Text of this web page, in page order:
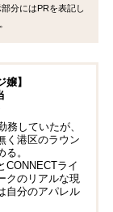
分にはPRを表記し
】
務していたが、
く港区のラウン
。
CONNECTライ
クのリアルな現
自分のアパレル